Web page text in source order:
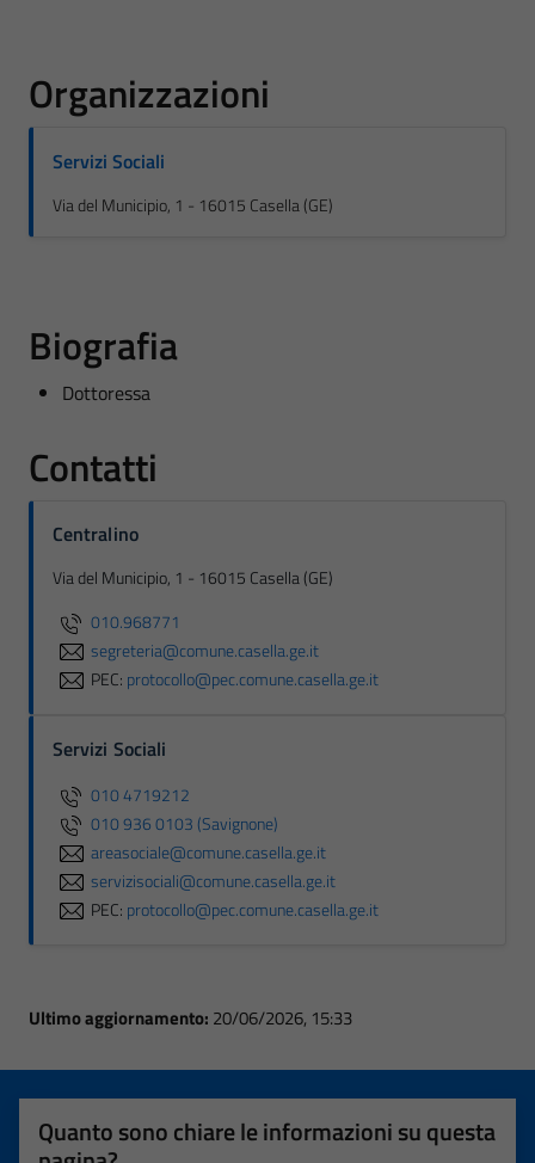
Organizzazioni
Servizi Sociali
Via del Municipio, 1 - 16015 Casella (GE)
Biografia
Dottoressa
Contatti
Centralino
Via del Municipio, 1 - 16015 Casella (GE)
010.968771
segreteria@comune.casella.ge.it
PEC: protocollo@pec.comune.casella.ge.it
Servizi Sociali
010 4719212
010 936 0103 (Savignone)
areasociale@comune.casella.ge.it
servizisociali@comune.casella.ge.it
PEC: protocollo@pec.comune.casella.ge.it
Ultimo aggiornamento: 20/06/2026, 15:33
Quanto sono chiare le informazioni su questa